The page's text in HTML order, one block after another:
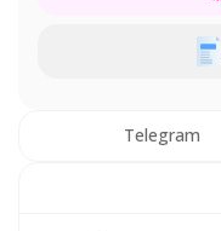
Telegram